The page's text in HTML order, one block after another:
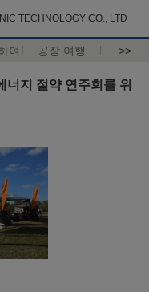
TECHNOLOGY CO., LTD
여 공장 여행 >>
너지 절약 연주회를 위